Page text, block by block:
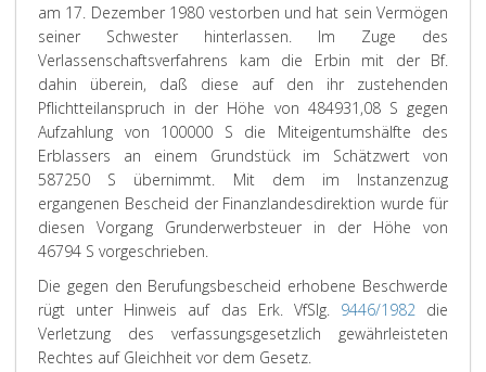
am 17. Dezember 1980 vestorben und hat sein Vermögen
seiner Schwester hinterlassen. Im Zuge des
Verlassenschaftsverfahrens kam die Erbin mit der Bf.
dahin überein, daß diese auf den ihr zustehenden
Pflichtteilanspruch in der Höhe von 484931,08 S gegen
Aufzahlung von 100000 S die Miteigentumshälfte des
Erblassers an einem Grundstück im Schätzwert von
587250 S übernimmt. Mit dem im Instanzenzug
ergangenen Bescheid der Finanzlandesdirektion wurde für
diesen Vorgang Grunderwerbsteuer in der Höhe von
46794 S vorgeschrieben.
Die gegen den Berufungsbescheid erhobene Beschwerde
rügt unter Hinweis auf das Erk. VfSlg. 9446/1982die
Verletzung des verfassungsgesetzlich gewährleisteten
Rechtes auf Gleichheit vor dem Gesetz.